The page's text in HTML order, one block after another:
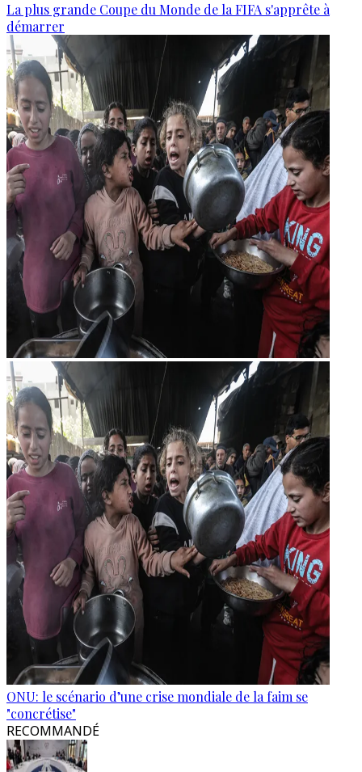
La plus grande Coupe du Monde de la FIFA s'apprête à
démarrer
ONU: le scénario d’une crise mondiale de la faim se
"concrétise"
RECOMMANDÉ